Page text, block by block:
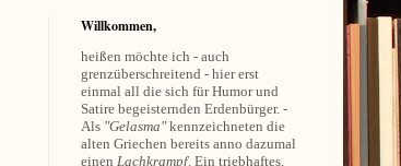
Willkommen,
heißen möchte ich - auch
grenzüberschreitend - hier erst
einmal all die sich für Humor und
Satire begeisternden Erdenbürger. -
Als "Gelasma"kennzeichneten die
alten Griechen bereits anno dazumal
einen Lachkrampf. Ein triebhaftes,